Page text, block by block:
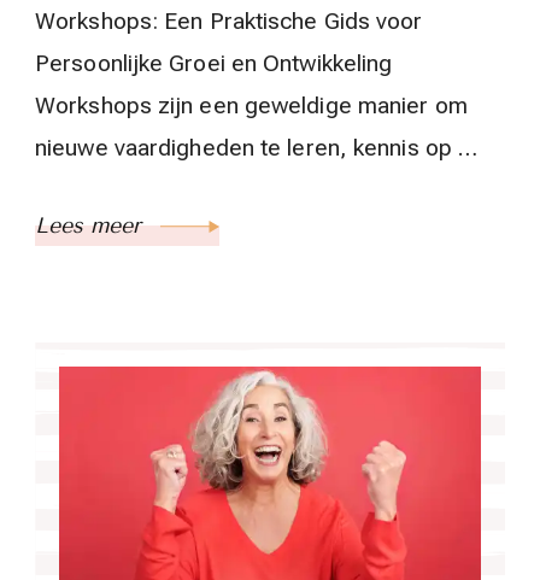
Workshops: Een Praktische Gids voor
Persoonlijke Groei en Ontwikkeling
Workshops zijn een geweldige manier om
nieuwe vaardigheden te leren, kennis op …
Lees meer